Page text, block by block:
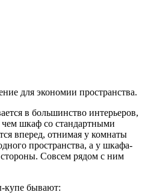
для экономии пространства.
в большинство интерьеров,
шкаф со стандартными
вперед, отнимая у комнаты
пространства, а у шкафа-
Совсем рядом с ним
купе бывают: